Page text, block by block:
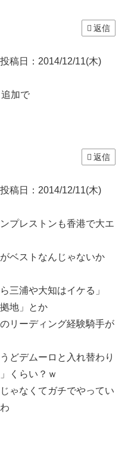
返信
投稿日：2014/12/11(木)
加で
返信
投稿日：2014/12/11(木)
プレストンも香港で大エ
ベストなんじゃないか
三浦や大知はイケる」
地」とか
リーディング経験騎手が
どデムーロと入れ替わり
くらい？ｗ
ゃなくてガチでやってい